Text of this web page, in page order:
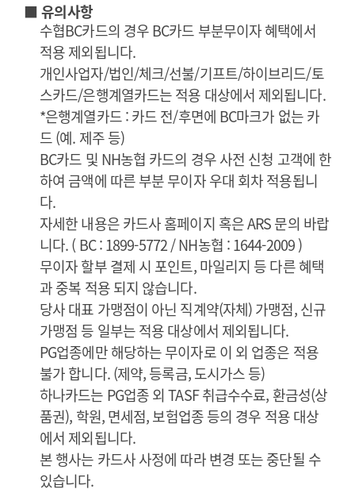
■ 유의사항
수협BC카드의 경우 BC카드 부분무이자 혜택에서
적용 제외됩니다.
개인사업자/법인/체크/선불/기프트/하이브리드/토
스카드/은행계열카드는 적용 대상에서 제외됩니다.
*은행계열카드 : 카드 전/후면에 BC마크가 없는 카
드 (예. 제주 등)
BC카드 및 NH농협 카드의 경우 사전 신청 고객에 한
하여 금액에 따른 부분 무이자 우대 회차 적용됩니
다.
자세한 내용은 카드사 홈페이지 혹은 ARS 문의 바랍
니다. ( BC : 1899-5772 / NH농협 : 1644-2009 )
무이자 할부 결제 시 포인트, 마일리지 등 다른 혜택
과 중복 적용 되지 않습니다.
당사 대표 가맹점이 아닌 직계약(자체) 가맹점, 신규
가맹점 등 일부는 적용 대상에서 제외됩니다.
PG업종에만 해당하는 무이자로 이 외 업종은 적용
불가 합니다. (제약, 등록금, 도시가스 등)
하나카드는 PG업종 외 TASF 취급수수료, 환금성(상
품권), 학원, 면세점, 보험업종 등의 경우 적용 대상
에서 제외됩니다.
본 행사는 카드사 사정에 따라 변경 또는 중단될 수
있습니다.